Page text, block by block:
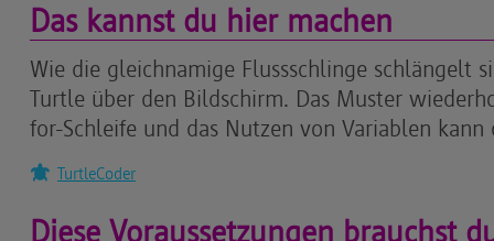
Das kannst du hier machen
Wie die gleichnamige Flussschlinge schlängelt
Turtle über den Bildschirm. Das Muster
for-Schleife und das Nutzen von Variablen kann
TurtleCoder
Diese Voraussetzungen brauchst